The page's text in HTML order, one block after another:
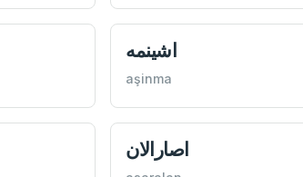
اشينمه
aşinma
اصارالان